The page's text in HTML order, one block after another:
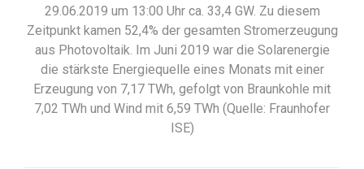
29.06.2019 um 13:00 Uhr ca. 33,4 GW. Zu diesem
Zeitpunkt kamen 52,4% der gesamten Stromerzeugung
aus Photovoltaik. Im Juni 2019 war die Solarenergie
die stärkste Energiequelle eines Monats mit einer
Erzeugung von 7,17 TWh, gefolgt von Braunkohle mit
7,02 TWh und Wind mit 6,59 TWh (Quelle: Fraunhofer
ISE)